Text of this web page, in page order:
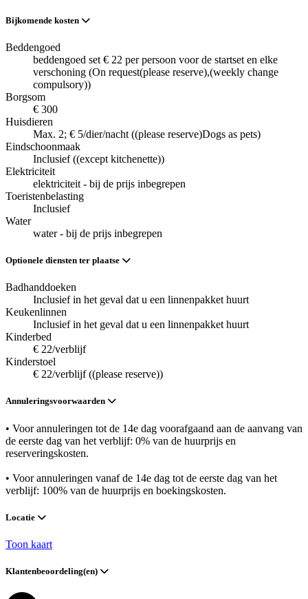
Bijkomende kosten
Beddengoed
beddengoed set € 22 per persoon voor de startset en elke
verschoning (On request(please reserve),(weekly change
compulsory))
Borgsom
€ 300
Huisdieren
Max. 2; € 5/dier/nacht ((please reserve)Dogs as pets)
Eindschoonmaak
Inclusief ((except kitchenette))
Elektriciteit
elektriciteit - bij de prijs inbegrepen
Toeristenbelasting
Inclusief
Water
water - bij de prijs inbegrepen
Optionele diensten ter plaatse
Badhanddoeken
Inclusief in het geval dat u een linnenpakket huurt
Keukenlinnen
Inclusief in het geval dat u een linnenpakket huurt
Kinderbed
€ 22/verblijf
Kinderstoel
€ 22/verblijf ((please reserve))
Annuleringsvoorwaarden
• Voor annuleringen tot de 14e dag voorafgaand aan de aanvang van
de eerste dag van het verblijf: 0% van de huurprijs en
reserveringskosten.
• Voor annuleringen vanaf de 14e dag tot de eerste dag van het
verblijf: 100% van de huurprijs en boekingskosten.
Locatie
Toon kaart
Klantenbeoordeling(en)